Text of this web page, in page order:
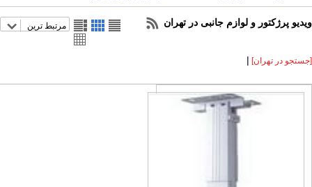
ویدیو پرژکتور و لوازم جانبی در تهران مرتبط ترین
[جستجو در تهران] |